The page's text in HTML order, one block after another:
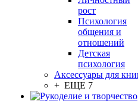
рост
Психология
общения и
отношений
Детская
психология
Аксессуары для
+ ЕЩЕ 7